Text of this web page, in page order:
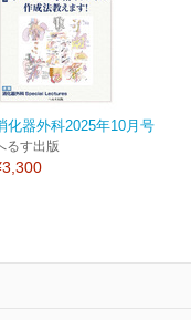
化器外科2025年10月号
るす出版